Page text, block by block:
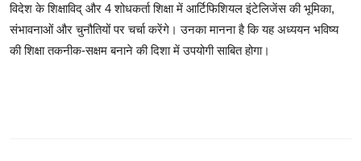
विदेश के शिक्षाविद् और 4 शोधकर्ता शिक्षा में आर्टिफिशियल इंटेलिजेंस की भूमिका,
संभावनाओं और चुनौतियों पर चर्चा करेंगे। उनका मानना है कि यह अध्ययन भविष्य
की शिक्षा तकनीक-सक्षम बनाने की दिशा में उपयोगी साबित होगा।